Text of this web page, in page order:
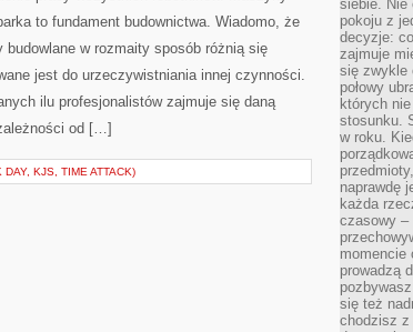
to fundament budownictwa. Wiadomo, że
budowlane w rozmaity sposób różnią się
jest do urzeczywistniania innej czynności.
ilu profesjonalistów zajmuje się daną
od […]
KJS, TIME ATTACK)
siebie. Nie
pokoju z
decyzje:
zajmuje
się zwykle
połowy
których
stosunku.
w roku.
naprawdę
każda
czasowy
momencie
prowadzą
się też
chodzisz z